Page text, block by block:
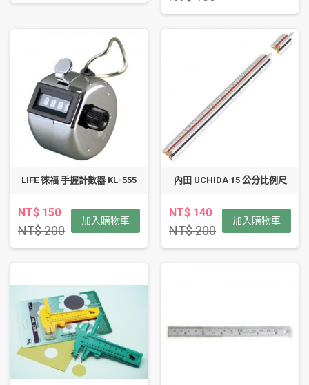
LIFE 徠福 手握計數器 KL-555
NT$ 150
NT$ 200
加入購物車
內田 UCHIDA 15 公分比例尺
NT$ 140
NT$ 200
加入購物車